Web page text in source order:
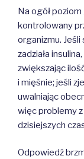
Na ogół
kontrolowany
organizmu.
zadziała
zwiększając
i mięśnie; jeśli
uwalniając
więc problemy
dzisiejszych
Odpowiedź